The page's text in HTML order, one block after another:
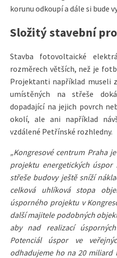
korunu odkoupí a dále si bude
Složitý stavební
Stavba fotovoltaické
rozměrech větších, než je
Projektanti například museli
umístěných na střeše
dopadající na jejich povrch
okolí, ale ani například
vzdálené Petřínské rozhledny.
„Kongresové centrum Praha
projektu energetických
střeše budovy ještě sníží
celková uhlíková stopa
úsporného projektu v
další majitele podobných
aby nad realizací
Potenciál úspor ve
odhadujeme ho na 20 miliard